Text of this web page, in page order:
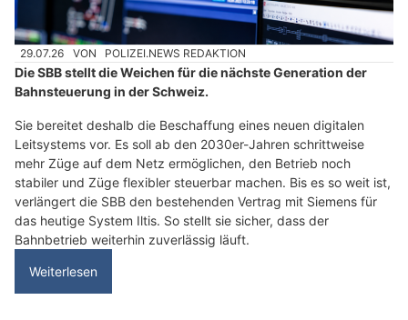
29.07.26 VON POLIZEI.NEWS REDAKTION
Die SBB stellt die Weichen für die nächste Generation der
Bahnsteuerung in der Schweiz.
Sie bereitet deshalb die Beschaffung eines neuen digitalen
Leitsystems vor. Es soll ab den 2030er-Jahren schrittweise
mehr Züge auf dem Netz ermöglichen, den Betrieb noch
stabiler und Züge flexibler steuerbar machen. Bis es so weit ist,
verlängert die SBB den bestehenden Vertrag mit Siemens für
das heutige System Iltis. So stellt sie sicher, dass der
Bahnbetrieb weiterhin zuverlässig läuft.
Weiterlesen